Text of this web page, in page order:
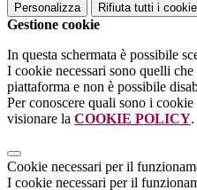
Personalizza Rifiuta tutti i
Gestione cookie
In questa schermata è possibile
I cookie necessari sono quelli
piattaforma e non è possibile
Per conoscere quali sono i
visionare la COOKIE POLICY.
Cookie necessari per il
I cookie necessari per il